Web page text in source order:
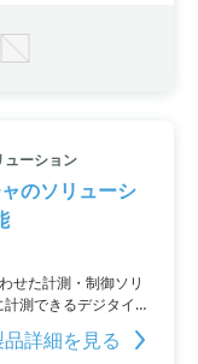
ューション
のソリューシ
せた計測・制御ソリ
測できるデジタイジ
を高精度に行うこと
に、他の解析ソフト
詳細を見る